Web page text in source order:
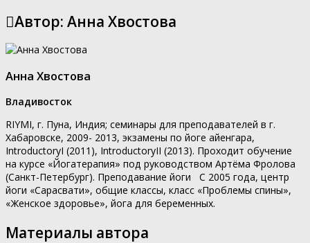
Автор: Анна Хвостова
Анна Хвостова
Владивосток
RIYMI, г. Пуна, Индия; семинары для преподавателей в г.
Хабаровске, 2009- 2013, экзамены по йоге айенгара,
IntroductoryI (2011), IntroductoryII (2013). Проходит обучение
на курсе «Йогатерапия» под руководством Артёма Фролова
(Санкт-Петербург). Преподавание йоги С 2005 года, центр
йоги «Сарасвати», общие классы, класс «Проблемы спины»,
«Женское здоровье», йога для беременных.
Материалы автора